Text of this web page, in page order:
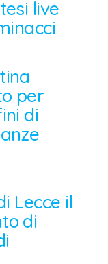
live
per
di
Lecce il
di